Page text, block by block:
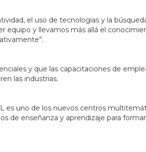
el uso de tecnologías y la
equipo y llevamos más allá el
y que las capacitaciones de
las industrias.
es uno de los nuevos centros
de enseñanza y aprendizaje para formar